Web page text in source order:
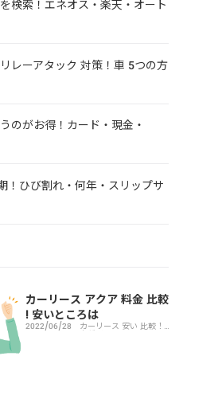
検索！エネオス・楽天・オート
レーアタック 対策！車 5つの方
のがお得！カード・現金・
！ひび割れ・何年・スリップサ
カーリース アクア 料金 比較
! 安いところは
2022/06/28 カーリース 安い 比較！
車種別